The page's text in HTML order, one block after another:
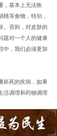
基本上无法恢
等食物，特别，
。否则，对皮肤的
题对一个人的健康
中，我们必须更加
死的疾病，如果
活调理和药物调理